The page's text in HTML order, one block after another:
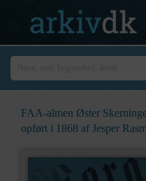
FAA-almen Øster
opført i 1868 af Jesper